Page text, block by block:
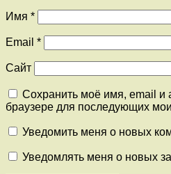
Имя *
Email *
Сайт
Сохранить моё имя, email и
браузере для последующих
Уведомить меня о новых
Уведомлять меня о новых